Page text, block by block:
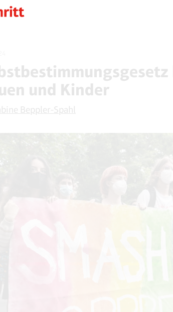
und Kinder
Beppler-Spahl